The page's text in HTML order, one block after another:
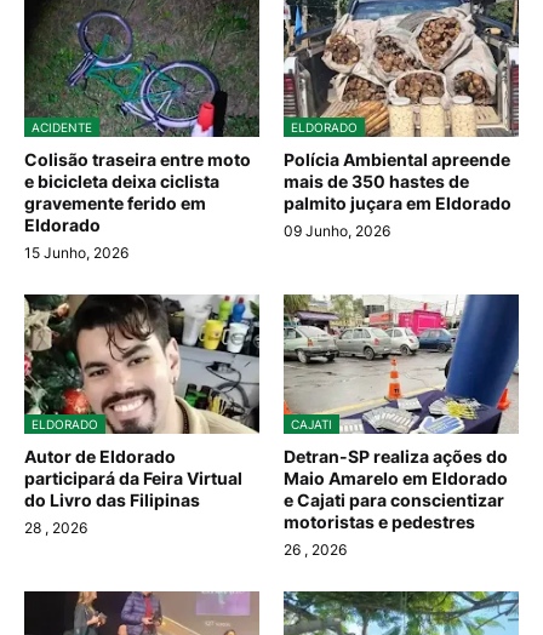
ACIDENTE
Colisão traseira entre moto
e bicicleta deixa ciclista
gravemente ferido em
Eldorado
15 Junho, 2026
ELDORADO
Polícia Ambiental apreende
mais de 350 hastes de
palmito juçara em Eldorado
09 Junho, 2026
ELDORADO
Autor de Eldorado
participará da Feira Virtual
do Livro das Filipinas
28 , 2026
CAJATI
Detran-SP realiza ações do
Maio Amarelo em Eldorado
e Cajati para conscientizar
motoristas e pedestres
26 , 2026